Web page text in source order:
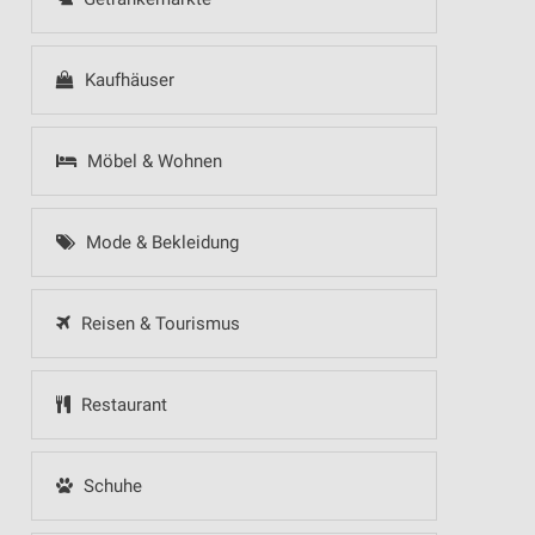
Kaufhäuser
Möbel & Wohnen
Mode & Bekleidung
Reisen & Tourismus
Restaurant
Schuhe